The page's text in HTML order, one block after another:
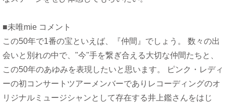
■未唯mie コメント
この50年で1番の宝といえば、『仲間』でしょう。 数々の出
会いと別れの中で、"今"手を繋ぎ合える大切な仲間たちと、
この50年のあゆみを表現したいと思います。 ピンク・レディ
ーの初コンサートツアーメンバーでありレコーディングのオ
リジナルミュージシャンとして存在する井上鑑さんをはじ